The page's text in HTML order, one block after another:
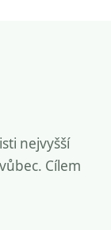
nejvyšší
Cílem